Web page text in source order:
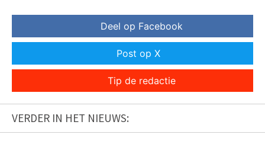
Deel op Facebook
Post op X
Tip de redactie
VERDER IN HET NIEUWS: